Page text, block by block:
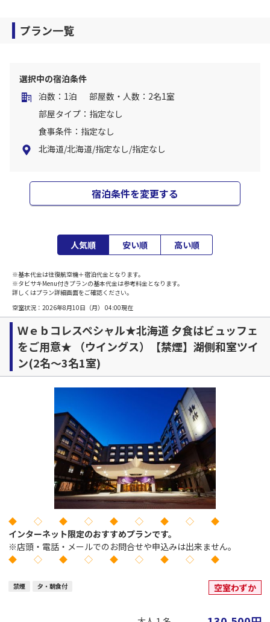
プラン一覧
選択中の宿泊条件
泊数：1泊
部屋数・人数：2名1室
部屋タイプ：指定なし
食事条件：指定なし
北海道/北海道/指定なし/指定なし
宿泊条件を変更する
人気順 安い順 高い順
※基本代金は往復航空機＋宿泊代金となります。
※タビサキMenu付きプランの基本代金は参考料金となります。
詳しくはプラン詳細画面をご確認ください。
空室状況： 2026年8月10日（月） 04:00現在
Ｗｅｂコレスペシャル★北海道 夕食はビュッフェ
をご用意★ （ウイングス）【禁煙】湖側和室ツイ
ン(2名～3名1室)
◆ ◇ ◆ ◇ ◆ ◇ ◆ ◇ ◆
インターネット限定のおすすめプランです。
※店頭・電話・メールでのお問合せや申込みは出来ません。
◆ ◇ ◆ ◇ ◆ ◇ ◆ ◇ ◆
禁煙 夕・朝食付 空室わずか